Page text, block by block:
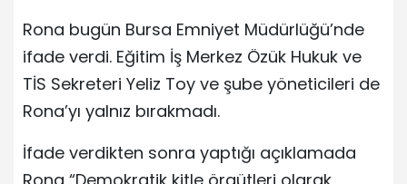
Rona bugün Bursa Emniyet Müdürlüğü’nde
ifade verdi. Eğitim İş Merkez Özük Hukuk ve
TİS Sekreteri Yeliz Toy ve şube yöneticileri de
Rona’yı yalnız bırakmadı.
İfade verdikten sonra yaptığı açıklamada